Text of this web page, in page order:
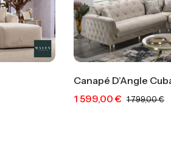
Canapé D’Angle
1 599,00€ 1 799,00€